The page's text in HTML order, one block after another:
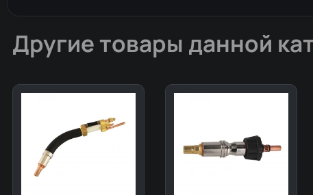
Другие товары данной